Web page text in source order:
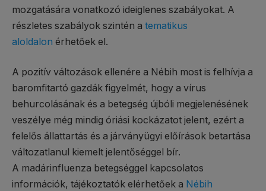
mozgatására vonatkozó ideiglenes szabályokat. A
részletes szabályok szintén a tematikus
aloldalon érhetőek el.
A pozitív változások ellenére a Nébih most is felhívja a
baromfitartó gazdák figyelmét, hogy a vírus
behurcolásának és a betegség újbóli megjelenésének
veszélye még mindig óriási kockázatot jelent, ezért a
felelős állattartás és a járványügyi előírások betartása
változatlanul kiemelt jelentőséggel bír.
A madárinfluenza betegséggel kapcsolatos
információk, tájékoztatók elérhetőek a Nébih